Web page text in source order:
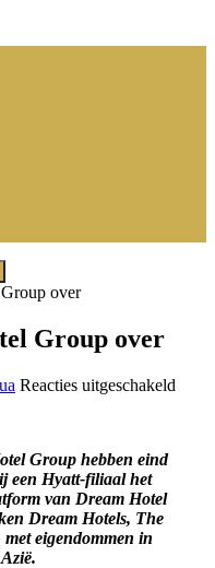
over
Group over
Reacties uitgeschakeld
Group hebben eind
een Hyatt-filiaal het
van Dream Hotel
Dream Hotels, The
eigendommen in